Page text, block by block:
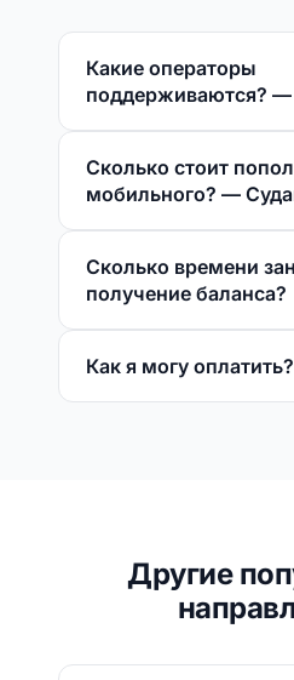
Какие операторы
поддерживаются? —
Сколько стоит
мобильного? —
Сколько времени
получение баланса?
Как я могу оплатить?
Другие